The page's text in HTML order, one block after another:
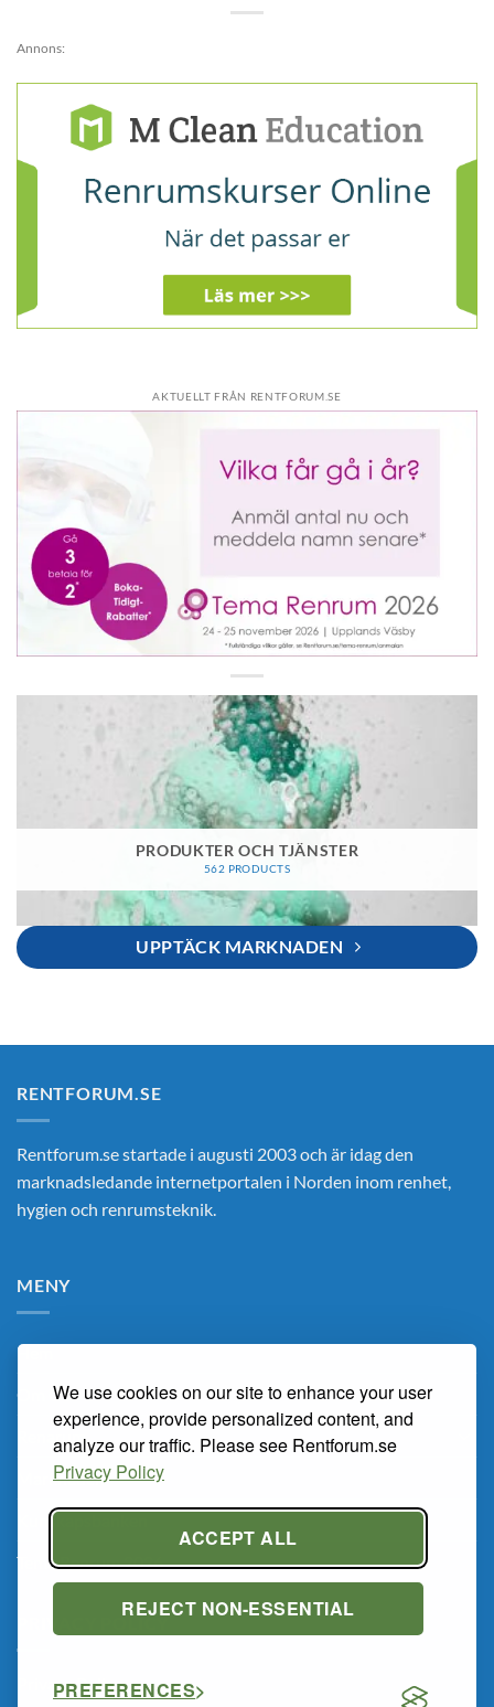
We use cookies on our site to enhance your user
experience, provide personalized content, and
analyze our traffic. Please see Rentforum.se
Privacy Policy
ACCEPT ALL
REJECT NON-ESSENTIAL
PREFERENCES
Annons:
AKTUELLT FRÅN RENTFORUM.SE
PRODUKTER OCH TJÄNSTER
562 PRODUCTS
UPPTÄCK MARKNADEN
RENTFORUM.SE
Rentforum.se startade i augusti 2003 och är idag den
marknadsledande internetportalen i Norden inom renhet,
hygien och renrumsteknik.
MENY
Hem
Om Oss
Renarum
Marknaden
Kunskapsbanken
Tema Renrum 2026
PRIVACY POLICY
Privacy Policy